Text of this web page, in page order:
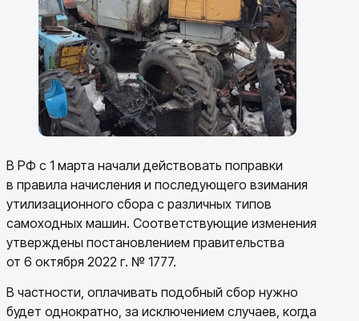
В РФ с 1 марта начали действовать поправки
в правила начисления и последующего взимания
утилизационного сбора с различных типов
самоходных машин. Соответствующие изменения
утверждены постановлением правительства
от 6 октября 2022 г. № 1777.
В частности, оплачивать подобный сбор нужно
будет однократно, за исключением случаев, когда